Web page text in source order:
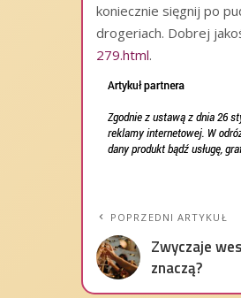
koniecznie sięgnij po
drogeriach. Dobrej
279.html.
POPRZEDNI ARTYKUŁ
Zwyczaje
znaczą?